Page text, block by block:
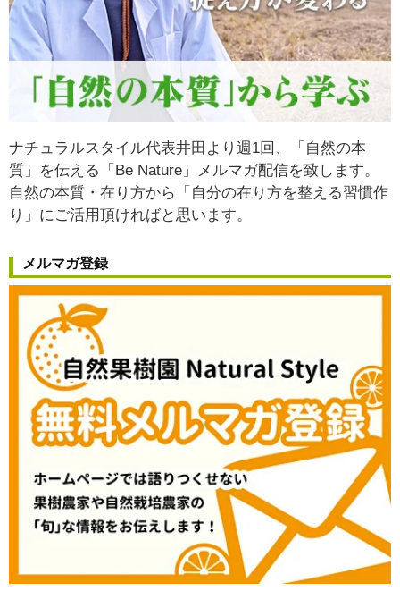
ナチュラルスタイル代表井田より週1回、「自然の本
質」を伝える「Be Nature」メルマガ配信を致します。
自然の本質・在り方から
「自分の在り方を整える習慣作
り」 にご活用頂ければと思います。
メルマガ登録